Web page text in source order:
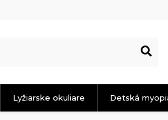
Lyžiarske okuliare Detská